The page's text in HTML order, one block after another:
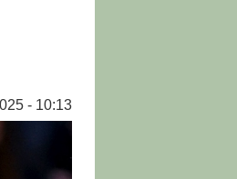
- 10:13